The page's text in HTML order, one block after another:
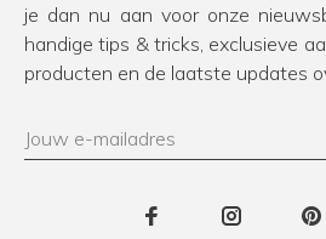
je dan nu aan voor onze
handige tips & tricks, exclusieve
producten en de laatste updates